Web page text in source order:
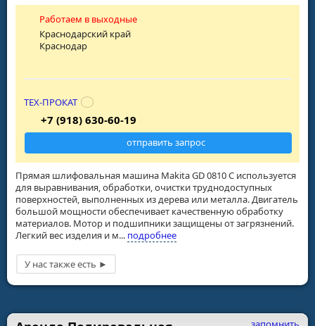
Прямая шлифовальная машина Makita GD 0810 C используется
для выравнивания, обработки, очистки труднодоступных
поверхностей, выполненных из дерева или металла. Двигатель
большой мощности обеспечивает качественную обработку
материалов. Мотор и подшипники защищены от загрязнений.
Легкий вес изделия и м... подробнее
Работаем в выходные
Краснодарский край
Краснодар
ТЕХ-ПРОКАТ
+7 (918) 630-60-19
отправить запрос